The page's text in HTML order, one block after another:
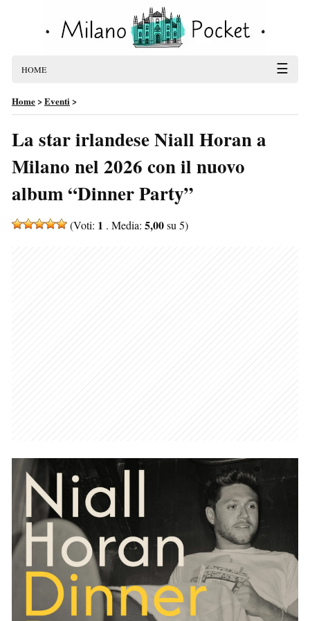
HOME ☰
Home>Eventi>
La star irlandese Niall Horan a
Milano nel 2026 con il nuovo
album “Dinner Party”
(Voti: 1 . Media: 5,00su 5)